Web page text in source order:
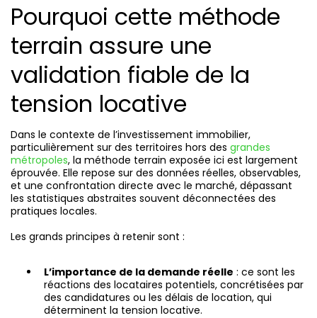
Pourquoi cette méthode
terrain assure une
validation fiable de la
tension locative
Dans le contexte de l’investissement immobilier,
particulièrement sur des territoires hors des grandes
métropoles, la méthode terrain exposée ici est largement
éprouvée. Elle repose sur des données réelles, observables,
et une confrontation directe avec le marché, dépassant
les statistiques abstraites souvent déconnectées des
pratiques locales.
Les grands principes à retenir sont :
L’importance de la demande réelle : ce sont les
réactions des locataires potentiels, concrétisées par
des candidatures ou les délais de location, qui
déterminent la tension locative.